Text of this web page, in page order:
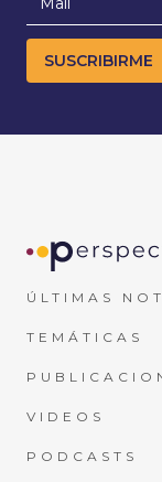
ÚLTIMAS
TEMÁTICAS
VIDEOS
PODCASTS